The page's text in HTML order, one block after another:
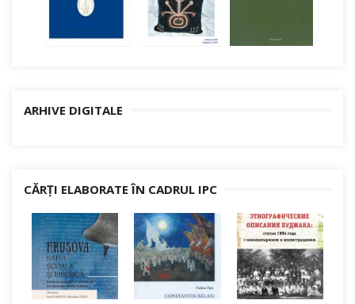
ARHIVE DIGITALE
CĂRȚI ELABORATE ÎN CADRUL IPC